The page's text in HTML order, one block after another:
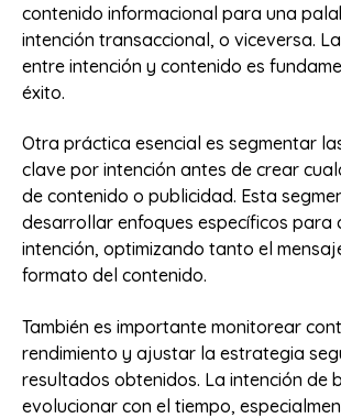
contenido informacional para una
intención transaccional, o viceversa.
entre intención y contenido es
éxito.
Otra práctica esencial es segmentar
clave por intención antes de crear
de contenido o publicidad. Esta
desarrollar enfoques específicos para
intención, optimizando tanto el
formato del contenido.
También es importante monitorear
rendimiento y ajustar la estrategia
resultados obtenidos. La intención de
evolucionar con el tiempo,